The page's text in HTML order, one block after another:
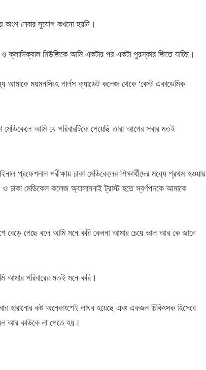
অংশ নেবার সুযোগ কখনো হয়নি।
ক্লাসিক্যাল মিউজিকে আমি একটার পর একটা পুরস্কার জিতে যাচ্ছি।
আমাকে ময়মনসিংহ গার্লস ক্যাডেট কলেজ থেকে ‘বেস্ট একাডেমিক
আমি যে পরিবারটিকে পেয়েছি তারা আগের সবার মতই
প্রফেশনাল পরীক্ষায় ঢাকা মেডিকেলের শিক্ষার্থীদের মধ্যে প্রথম হওয়ায়
ও ঢাকা মেডিকেল কলেজ অ্যালামনাই ট্রাস্ট হতে স্বর্ণপদকে আমাকে
বেড়ে গেছে বলে আমি মনে করি কেননা আমার চেয়ে ভাল আর কে জানে
আমার পরিবারের মতই মনে করি।
হারানোর কষ্ট অনেকাংশেই লাঘব হয়েছে এবং একজন চিকিৎসক হিসেবে
আর কাউকে না পেতে হয়।